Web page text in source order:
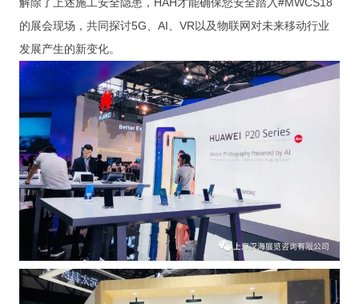
的展会现场，共同探讨5G、AI、VR以及物联网对未来移动行业
发展产生的新变化。